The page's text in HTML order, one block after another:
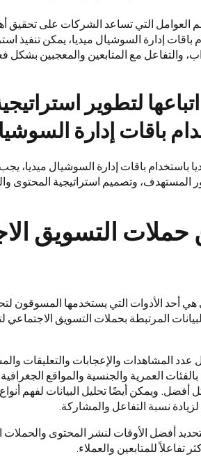
العوامل التي تساعد الشركات على تحقيق
إدارة السوشيال ميديا، يمكن تنفيذ
والتفاعل مع المتابعين والمعجبين
لتطوير
باقات إدارة
باستخدام باقات إدارة السوشيال ميديا،
وتصميم استراتيجية المحتوى
حملات التسويق
أحد الأدوات التي يستخدمها المسوقون
المرتبطة بحملات التسويق الاجتماعي
عدد المشاهدات والإعجابات والتعليقات
العمرية والجنسية والمواقع الجغرافية
ويمكن أيضًا تحليل البيانات لفهم أنواع
لزيادة نسبة التفاعل والمشاركة.
أفضل الأوقات لنشر المحتوى والحملات
تفاعلاً للمتابعين والعملاء.